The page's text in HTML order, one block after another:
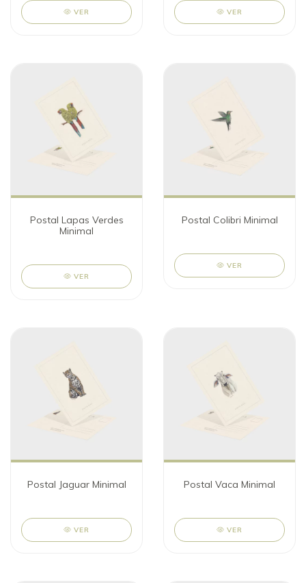
VER VER
Postal Lapas Verdes
Minimal
VER
Postal Colibri Minimal
VER
Postal Jaguar Minimal
VER
Postal Vaca Minimal
VER